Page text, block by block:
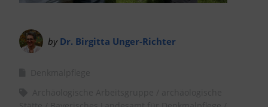
by Dr. Birgitta Unger-Richter